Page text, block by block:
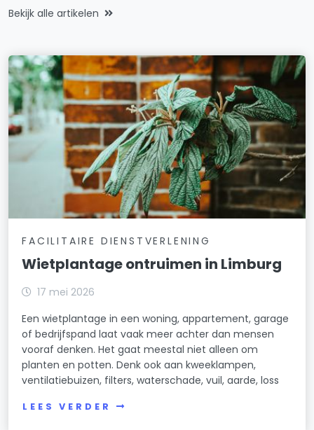
Bekijk alle artikelen
FACILITAIRE DIENSTVERLENING
Wietplantage ontruimen in Limburg
17 mei 2026
Een wietplantage in een woning, appartement, garage
of bedrijfspand laat vaak meer achter dan mensen
vooraf denken. Het gaat meestal niet alleen om
planten en potten. Denk ook aan kweeklampen,
ventilatiebuizen, filters, waterschade, vuil, aarde, loss
LEES VERDER